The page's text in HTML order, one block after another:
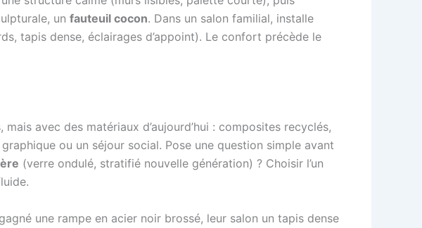
un fauteuil cocon. Dans un salon familial, installe
tapis dense, éclairages d’appoint). Le confort précède le
avec des matériaux d’aujourd’hui : composites recyclés,
ou un séjour social. Pose une question simple avant
(verre ondulé, stratifié nouvelle génération) ? Choisir l’un
une rampe en acier noir brossé, leur salon un tapis dense